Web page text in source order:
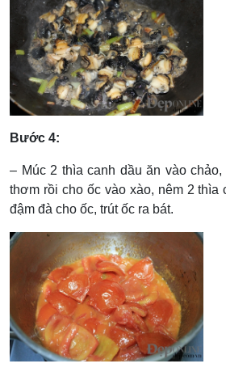
Bước 4:
– Múc 2 thìa canh dầu ăn vào
thơm rồi cho ốc vào xào, nêm 2 thìa
đậm đà cho ốc, trút ốc ra bát.